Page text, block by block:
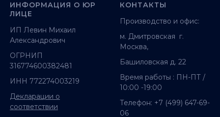
ИНФОРМАЦИЯ О ЮР
ЛИЦЕ
ИП Левин Михаил
Александрович
ОГРНИП
316774600382481
ИНН 772274003219
Декларации о
соответствии
КОНТАКТЫ
Производство и офис:
м. Дмитровская г.
Москва,
Башиловская д. 22
Время работы : ПН-ПТ /
10:00 -19:00
Телефон: +7 (499) 647-69-
06